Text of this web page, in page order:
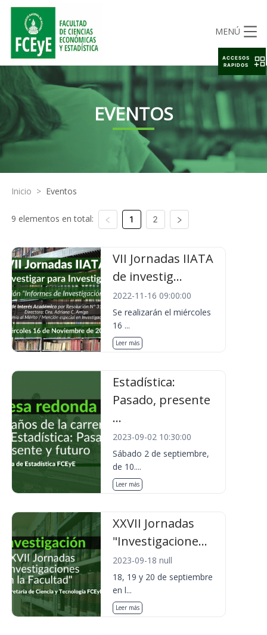
MENÚ
EVENTOS
Inicio > Eventos
9 elementos en total: 1 2
VII Jornadas IIATA
de investig...
2022-11-16 09:00:00
Se realizarán el miércoles
16 ...
Leer más
Estadística:
Pasado, presente
...
2023-09-02 10:30:00
Sábado 2 de septiembre,
de 10....
Leer más
XXVII Jornadas
"Investigacione...
2023-09-18 null
18, 19 y 20 de septiembre
en l...
Leer más
ACCESOS
RAPIDOS